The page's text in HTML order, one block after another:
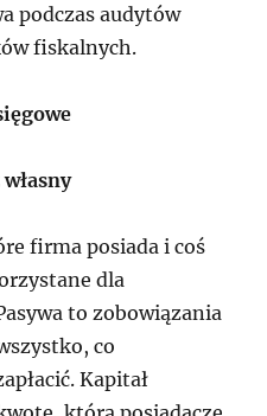
podczas audytów
fiskalnych.
firma posiada i coś
dla
to zobowiązania
co
Kapitał